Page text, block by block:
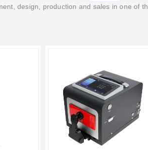
design, production and sales in one of